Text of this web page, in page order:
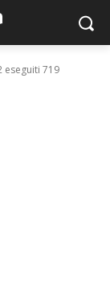
eseguiti 719